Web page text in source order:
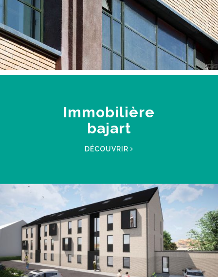
Immobilière
bajart
DÉCOUVRIR